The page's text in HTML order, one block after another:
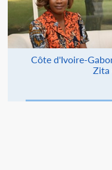
Côte d'Ivoire-
Zita